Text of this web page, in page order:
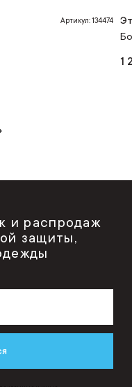
Артикул: 134474
1
и распродаж
защиты,